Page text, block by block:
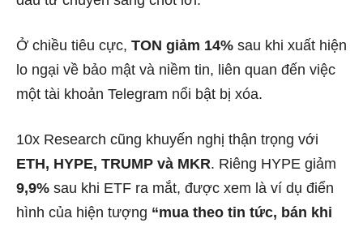
Ở chiều tiêu cực, TON giảm 14% sau khi xuất hiện
lo ngại về bảo mật và niềm tin, liên quan đến việc
một tài khoản Telegram nổi bật bị xóa.
10x Research cũng khuyến nghị thận trọng với
ETH, HYPE, TRUMP và MKR. Riêng HYPE giảm
9,9% sau khi ETF ra mắt, được xem là ví dụ điển
hình của hiện tượng “mua theo tin tức, bán khi